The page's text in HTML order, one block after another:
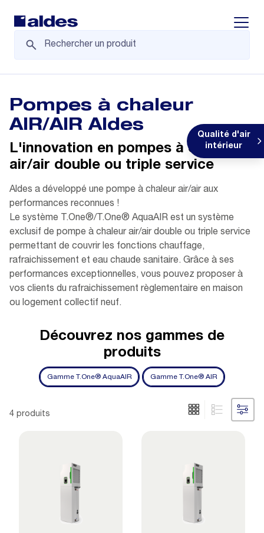
Qualité d'air
intérieur
Pompes à chaleur
AIR/AIR Aldes
L'innovation en pompes à chaleur
air/air double ou triple service
Aldes a développé une pompe à chaleur air/air aux
performances reconnues !
Le système T.One®/T.One® AquaAIR est un système
exclusif de pompe à chaleur air/air double ou triple service
permettant de couvrir les fonctions chauffage,
rafraichissement et eau chaude sanitaire. Grâce à ses
performances exceptionnelles, vous pouvez proposer à
vos clients du rafraichissement règlementaire en maison
ou logement collectif neuf.
Découvrez nos gammes de
produits
Gamme T.One® AquaAIR Gamme T.One® AIR
4 produits